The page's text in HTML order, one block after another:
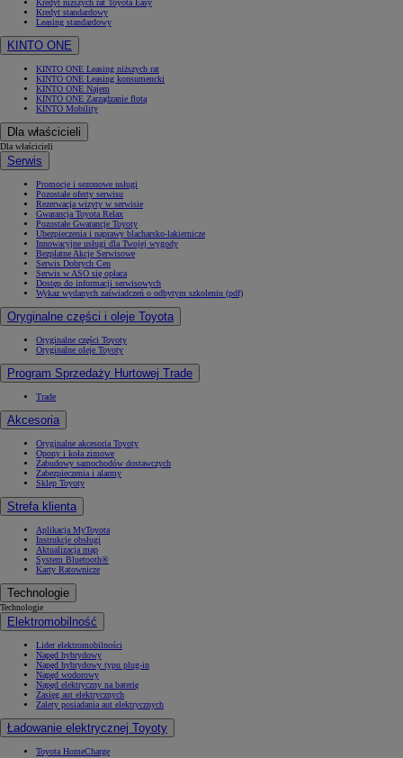
Kredyt standardowy
Leasing standardowy
KINTO ONE
KINTO ONE Leasing niższych rat
KINTO ONE Leasing konsumencki
KINTO ONE Najem
KINTO ONE Zarządzanie flotą
KINTO Mobility
Dla właścicieli
Dla właścicieli
Serwis
Promocje i sezonowe usługi
Pozostałe oferty serwisu
Rezerwacja wizyty w serwisie
Gwarancja Toyota Relax
Pozostałe Gwarancje Toyoty
Ubezpieczenia i naprawy blacharsko-lakiernicze
Innowacyjne usługi dla Twojej wygody
Bezpłatne Akcje Serwisowe
Serwis Dobrych Cen
Serwis w ASO się opłaca
Dostęp do informacji serwisowych
Wykaz wydanych zaświadczeń o odbytym szkoleniu (pdf)
Oryginalne części i oleje Toyota
Oryginalne części Toyoty
Oryginalne oleje Toyoty
Program Sprzedaży Hurtowej Trade
Trade
Akcesoria
Oryginalne akcesoria Toyoty
Opony i koła zimowe
Zabudowy samochodów dostawczych
Zabezpieczenia i alarmy
Sklep Toyoty
Strefa klienta
Aplikacja MyToyota
Instrukcje obsługi
Aktualizacja map
System Bluetooth®
Karty Ratownicze
Technologie
Technologie
Elektromobilność
Lider elektromobilności
Napęd hybrydowy
Napęd hybrydowy typu plug-in
Napęd wodorowy
Napęd elektryczny na baterię
Zasięg aut elektrycznych
Zalety posiadania aut elektrycznych
Ładowanie elektrycznej Toyoty
Toyota HomeCharge